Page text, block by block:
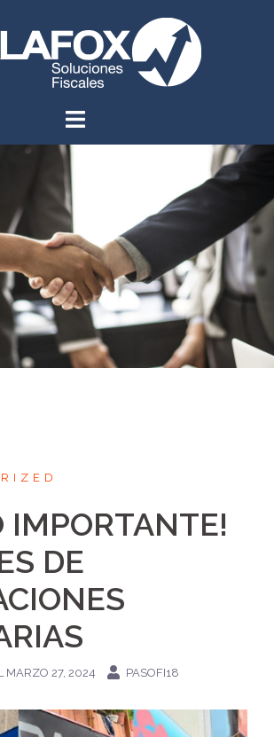
IMPORTANTE!
DE
MARZO 27, 2024 PASOFI18